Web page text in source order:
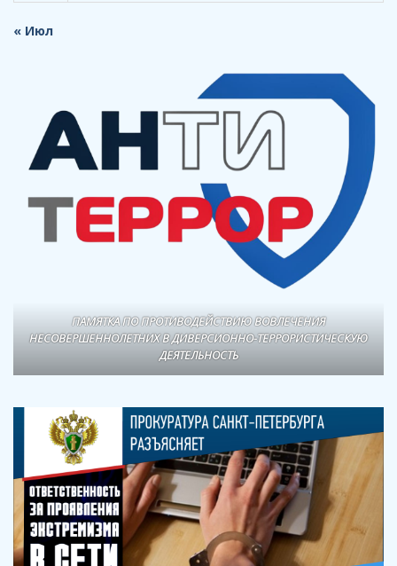
« Июл
ПАМЯТКА ПО ПРОТИВОДЕЙСТВИЮ ВОВЛЕЧЕНИЯ
НЕСОВЕРШЕННОЛЕТНИХ В ДИВЕРСИОННО-ТЕРРОРИСТИЧЕСКУЮ
ДЕЯТЕЛЬНОСТЬ